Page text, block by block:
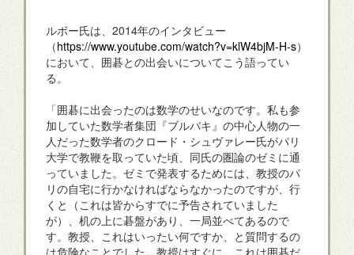
ルボー氏は、2014年のインタビュー
（https://www.youtube.com/watch?v=klW4bjM-H-s）
において、囲碁との出会いについてこう語ってい
る。
「囲碁に出会ったのは数学のせいなのです。私も参
加していた数学者集団『ブルバキ』の中心人物の一
人だった数学者のクロード・シュヴァレー氏がパリ
大学で教鞭を取っていた頃、同氏の圏論のゼミに通
っていました。ゼミで発表するためには、教授のパ
リの自宅に行かなければならなかったのですが、行
くと（これは皆からすでに予告されていました
が）、机の上に碁盤があり、一局並べてあるので
す。教授、これはいったい何ですか、と質問するの